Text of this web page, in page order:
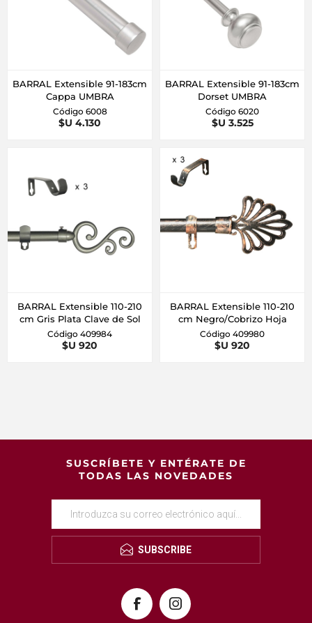
BARRAL Extensible 91-183cm
Cappa UMBRA
Código 6008
$U 4.130
BARRAL Extensible 91-183cm
Dorset UMBRA
Código 6020
$U 3.525
BARRAL Extensible 110-210
cm Gris Plata Clave de Sol
Código 409984
$U 920
BARRAL Extensible 110-210
cm Negro/Cobrizo Hoja
Código 409980
$U 920
SUSCRÍBETE Y ENTÉRATE DE
TODAS LAS NOVEDADES
SUBSCRIBE